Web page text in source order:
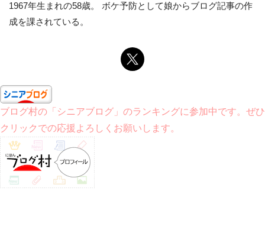
1967年生まれの58歳。 ボケ予防として娘からブログ記事の作
成を課されている。
ブログ村の「シニアブログ」のランキングに参加中です。ぜひ
クリックでの応援よろしくお願いします。